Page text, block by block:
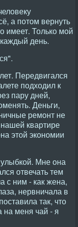
а потом вернуть
имеет. Только мой
день.
Передвигался
подходил к
пару дней,
Деньги,
ремонт не
квартире
этой экономии
Мне она
отвечать тем
с ним - как жена,
нервничала в
так, что
на меня чай - я